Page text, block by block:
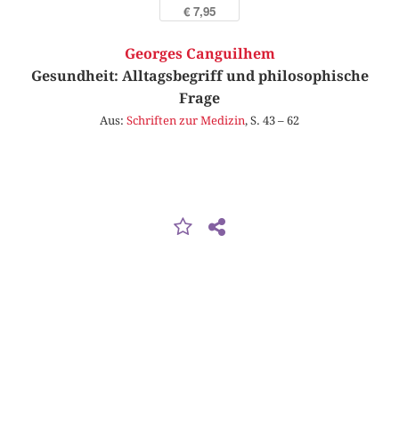
€ 7,95
Georges Canguilhem
Gesundheit: Alltagsbegriff und philosophische
Frage
Aus: Schriften zur Medizin, S. 43 – 62